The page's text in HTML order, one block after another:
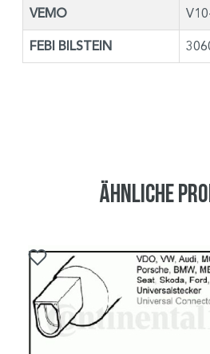
VEMO
FEBI BILSTEIN
Ähnliche